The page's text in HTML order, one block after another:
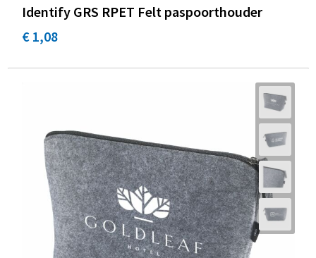
Identify GRS RPET Felt paspoorthouder
€ 1,08